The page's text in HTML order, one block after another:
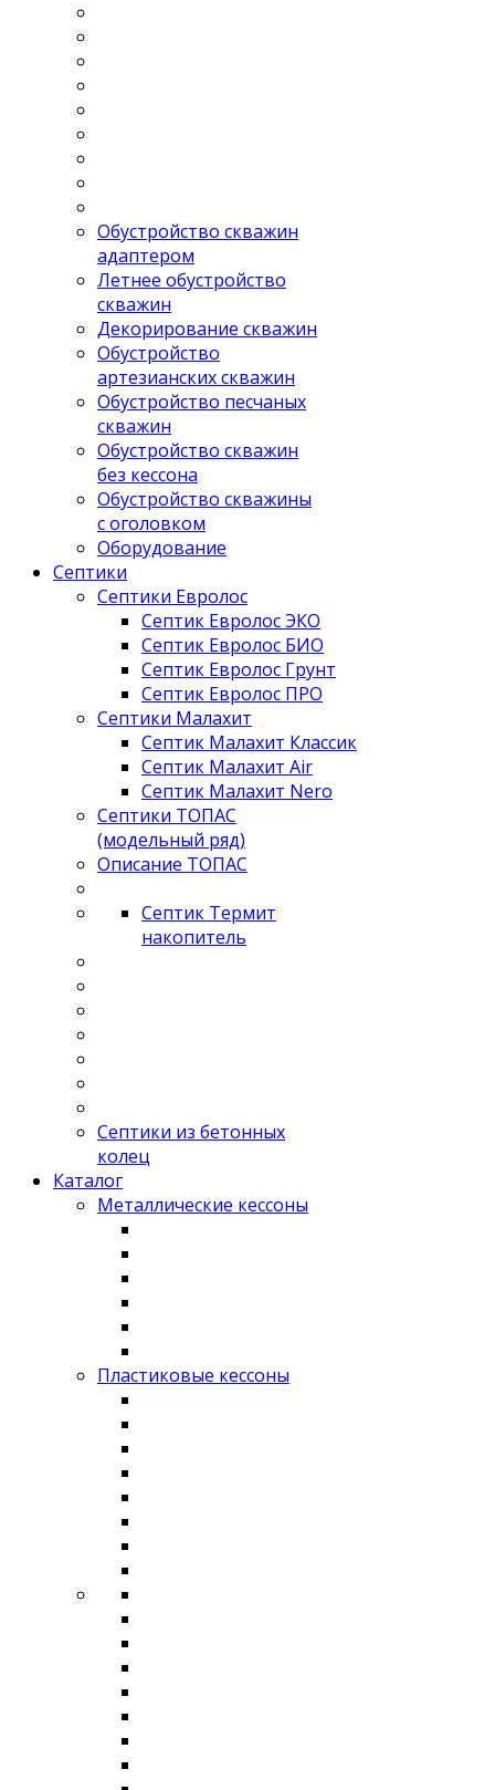
Обустройство скважин
адаптером
Летнее обустройство
скважин
Декорирование скважин
Обустройство
артезианских скважин
Обустройство песчаных
скважин
Обустройство скважин
без кессона
Обустройство скважины
с оголовком
Оборудование
Септики
Септики Евролос
Септик Евролос ЭКО
Септик Евролос БИО
Септик Евролос Грунт
Септик Евролос ПРО
Септики Малахит
Септик Малахит Классик
Септик Малахит Air
Септик Малахит Nero
Септики ТОПАС
(модельный ряд)
Описание ТОПАС
Септик Термит
накопитель
Септики из бетонных
колец
Каталог
Металлические кессоны
Пластиковые кессоны